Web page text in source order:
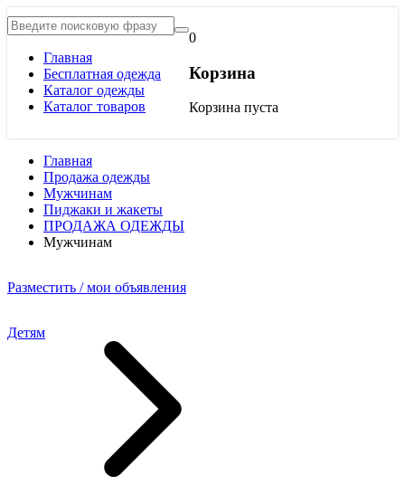
Главная
Бесплатная одежда
Каталог одежды
Каталог товаров
0
Корзина
Корзина пуста
Главная
Продажа одежды
Мужчинам
Пиджаки и жакеты
ПРОДАЖА ОДЕЖДЫ
Мужчинам
Разместить / мои объявления
Детям